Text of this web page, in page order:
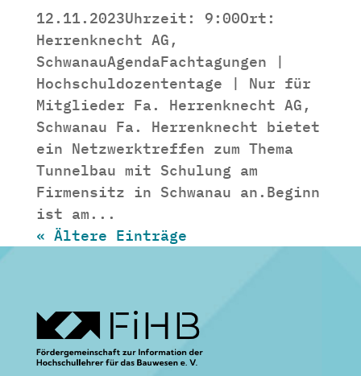
12.11.2023Uhrzeit: 9:00Ort:
Herrenknecht AG,
SchwanauAgendaFachtagungen |
Hochschuldozententage | Nur für
Mitglieder Fa. Herrenknecht AG,
Schwanau Fa. Herrenknecht bietet
ein Netzwerktreffen zum Thema
Tunnelbau mit Schulung am
Firmensitz in Schwanau an.Beginn
ist am...
« Ältere Einträge